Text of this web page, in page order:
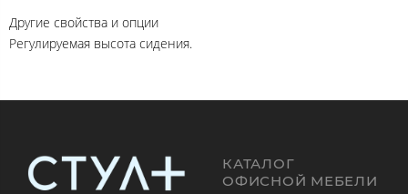
Другие свойства и опции
Регулируемая высота сидения.
КАТАЛОГ
ОФИСНОЙ МЕБЕЛИ